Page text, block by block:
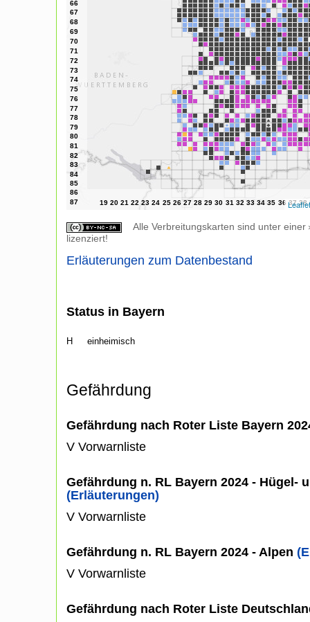
Leaflet
Alle Verbreitungskarten sind unter einer
lizenziert!
Erläuterungen zum Datenbestand
Status in Bayern
H einheimisch
Gefährdung
Gefährdung nach Roter Liste Bayern
V Vorwarnliste
Gefährdung n. RL Bayern 2024 - Hügel-
(Erläuterungen)
V Vorwarnliste
Gefährdung n. RL Bayern 2024 - Alpen
V Vorwarnliste
Gefährdung nach Roter Liste